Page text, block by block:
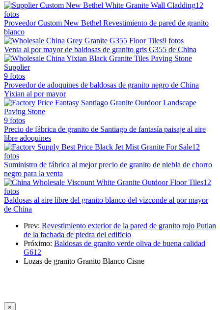
12
fotos
Proveedor Custom New Bethel Revestimiento de pared de granito
blanco
9 fotos
Venta al por mayor de baldosas de granito gris G355 de China
9 fotos
Proveedor de adoquines de baldosas de granito negro de China
Yixian al por mayor
9 fotos
Precio de fábrica de granito de Santiago de fantasía paisaje al aire
libre adoquines
12
fotos
Suministro de fábrica al mejor precio de granito de niebla de chorro
negro para la venta
12
fotos
Baldosas al aire libre del granito blanco del vizconde al por mayor
de China
Prev: Revestimiento exterior de la pared de granito rojo Putian
de la fachada de piedra del edificio
Próximo: Baldosas de granito verde oliva de buena calidad
G612
Lozas de granito Granito Blanco Cisne
×